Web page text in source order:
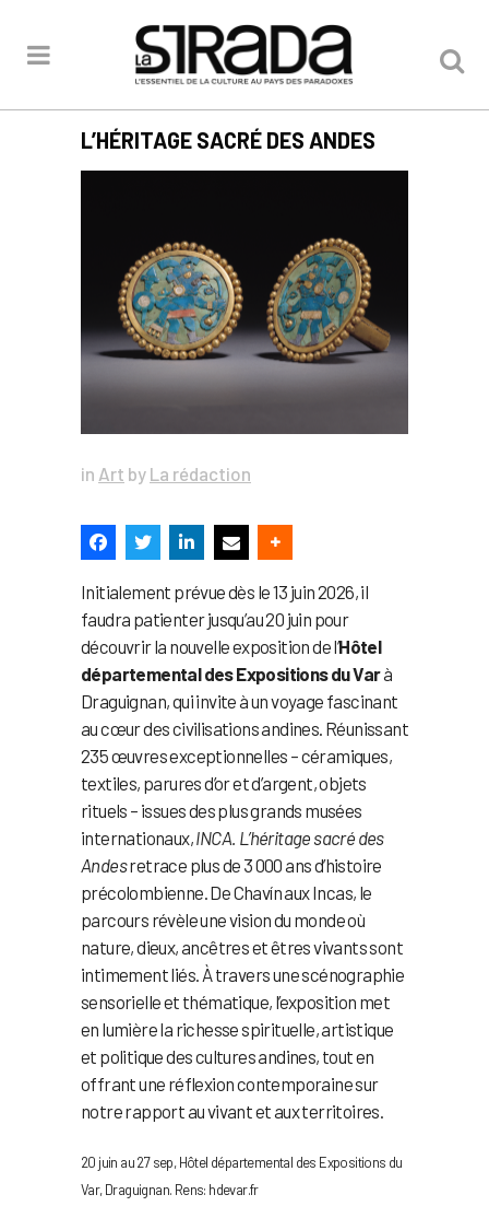
L’HÉRITAGE SACRÉ DES ANDES
in Art by La rédaction
Initialement prévue dès le 13 juin 2026, il
faudra patienter jusqu’au 20 juin pour
découvrir la nouvelle exposition de l’Hôtel
départemental des Expositions du Varà
Draguignan, qui invite à un voyage fascinant
au cœur des civilisations andines. Réunissant
235 œuvres exceptionnelles – céramiques,
textiles, parures d’or et d’argent, objets
rituels – issues des plus grands musées
internationaux,INCA. L’héritage sacré des
Andesretrace plus de 3 000 ans d’histoire
précolombienne. De Chavín aux Incas, le
parcours révèle une vision du monde où
nature, dieux, ancêtres et êtres vivants sont
intimement liés. À travers une scénographie
sensorielle et thématique, l’exposition met
en lumière la richesse spirituelle, artistique
et politique des cultures andines, tout en
offrant une réflexion contemporaine sur
notre rapport au vivant et aux territoires.
20 juin au 27 sep, Hôtel départemental des Expositions du
Var, Draguignan. Rens: hdevar.fr